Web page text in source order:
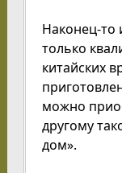
Наконец-то
только
китайских
можно
другому
дом».